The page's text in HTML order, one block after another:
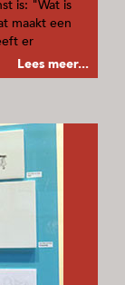
is: "Wat is
maakt een
er
Lees meer...